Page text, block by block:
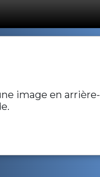
image en arrière-